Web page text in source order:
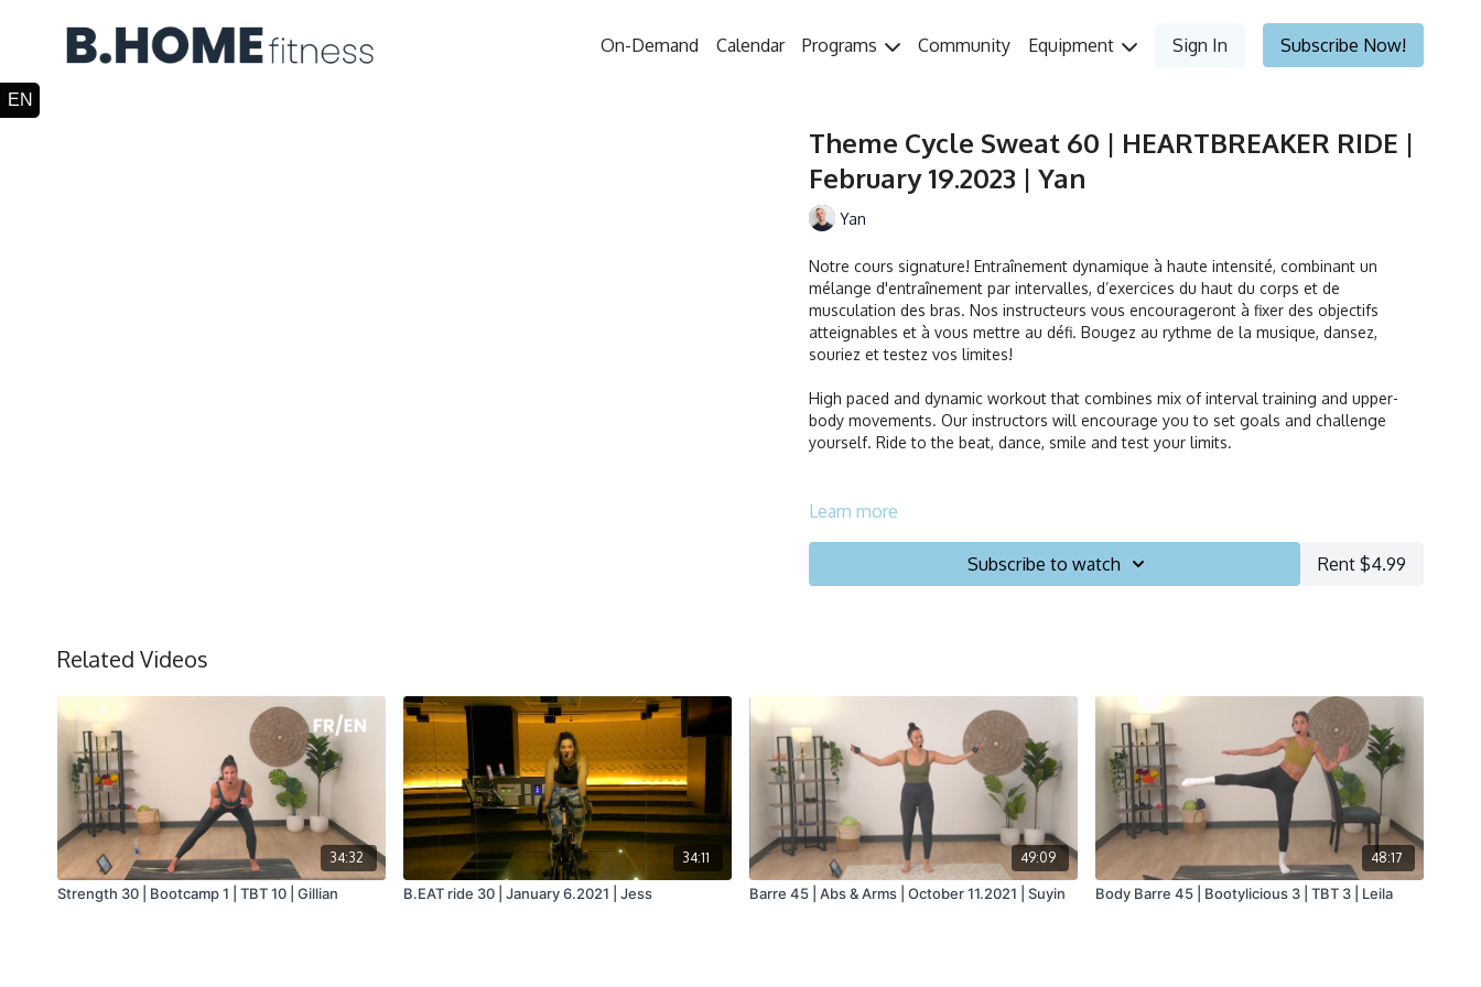
On-Demand Calendar Programs Community Equipment Sign In Subscribe Now!
Theme Cycle Sweat 60 | HEARTBREAKER RIDE |
February 19.2023 | Yan
Yan
Notre cours signature! Entraînement dynamique à haute intensité, combinant un
mélange d'entraînement par intervalles, d’exercices du haut du corps et de
musculation des bras. Nos instructeurs vous encourageront à fixer des objectifs
atteignables et à vous mettre au défi. Bougez au rythme de la musique, dansez,
souriez et testez vos limites!
High paced and dynamic workout that combines mix of interval training and upper-
body movements. Our instructors will encourage you to set goals and challenge
yourself. Ride to the beat, dance, smile and test your limits.
Durée/Duration: 60 minutes
Learn more
Subscribe to watch Rent $4.99
Related Videos
34:32
Strength 30 | Bootcamp 1 | TBT 10 | Gillian
34:11
B.EAT ride 30 | January 6.2021 | Jess
49:09
Barre 45 | Abs & Arms | October 11.2021 | Suyin
48:17
Body Barre 45 | Bootylicious 3 | TBT 3 | Leila